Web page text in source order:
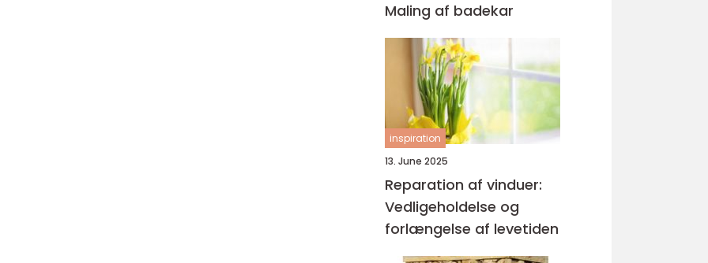
Maling af badekar
inspiration
13. June 2025
Reparation af vinduer:
Vedligeholdelse og
forlængelse af levetiden